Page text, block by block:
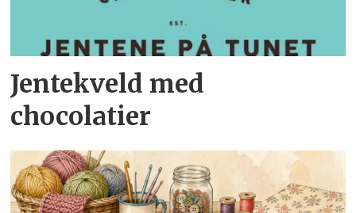
Jentekveld med
chocolatier